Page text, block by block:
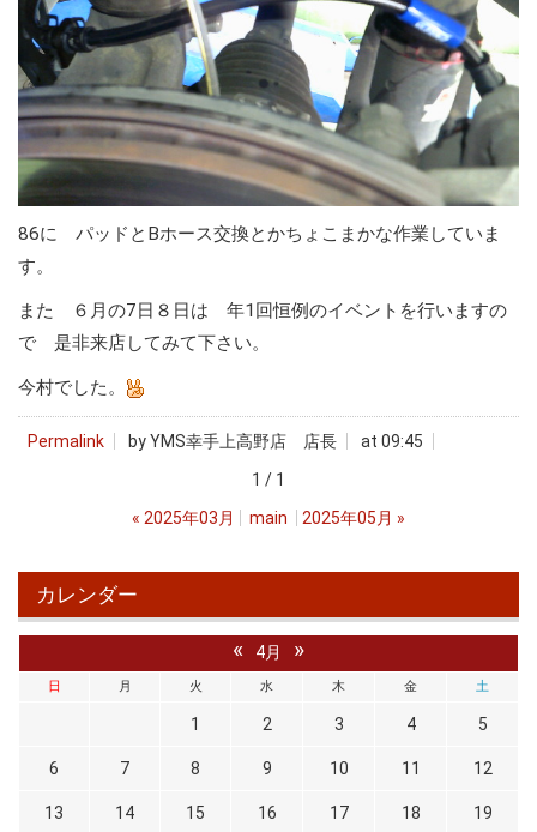
86に パッドとBホース交換とかちょこまかな作業していま
す。
また ６月の7日８日は 年1回恒例のイベントを行いますの
で 是非来店してみて下さい。
今村でした。
Permalink by YMS幸手上高野店 店長
at 09:45
1 / 1
« 2025年03月 main 2025年05月 »
カレンダー
« 4月 »
日 月 火 水 木 金 土
1 2 3 4 5
6 7 8 9 10 11 12
13 14 15 16 17 18 19